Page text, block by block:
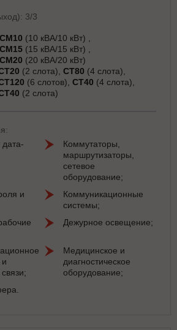
3/3
СМ10 (10 кВА/10 кВт)
СМ15 (15 кВА/15 кВт)
СМ20 (20 кВА/20 кВт)
(2 слота) СТ80 (4 слота)
(6 слотов) СТ40 (4 слота)
(2 слота)
Коммутаторы,
маршрутизаторы,
сетевое
оборудование;
и
Коммуникационные
системы;
Дежурное освещение;
Медицинское и
диагностическое
оборудование;